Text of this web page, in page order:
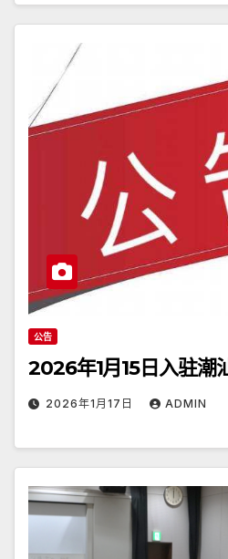
公告
2026年1月15日入驻潮
2026年1月17日 ADMIN